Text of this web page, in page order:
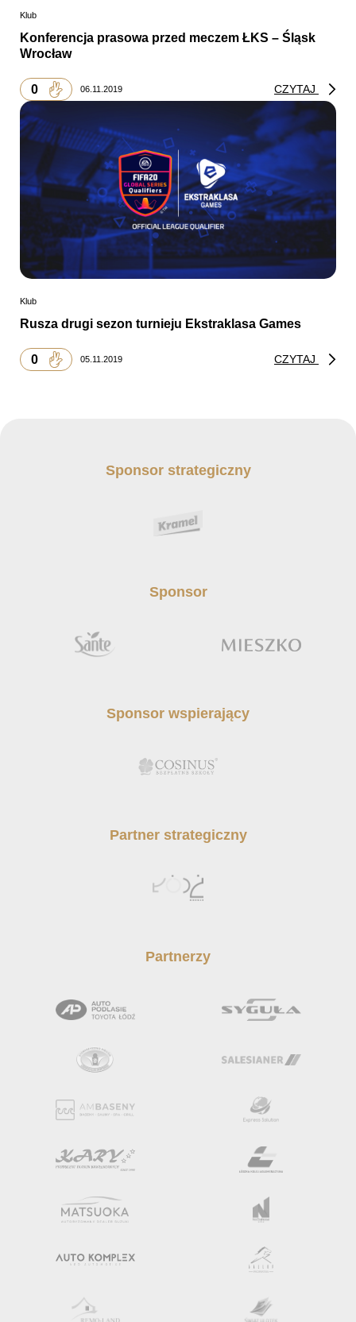
Klub
Konferencja prasowa przed meczem ŁKS – Śląsk
Wrocław
0 06.11.2019 CZYTAJ
Klub
Rusza drugi sezon turnieju Ekstraklasa Games
0 05.11.2019 CZYTAJ
Sponsor strategiczny
Sponsor
Sponsor wspierający
Partner strategiczny
Partnerzy